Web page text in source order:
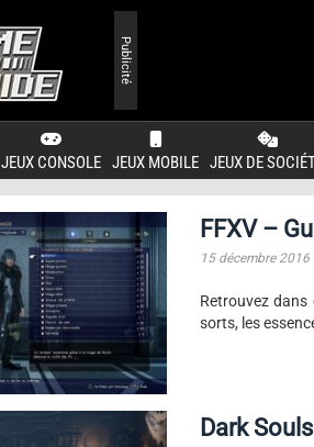
JEUX CONSOLE JEUX MOBILE JEUX DE
Publicité
FFXV –
15 décembre 2016
Retrouvez
sorts, les
Dark